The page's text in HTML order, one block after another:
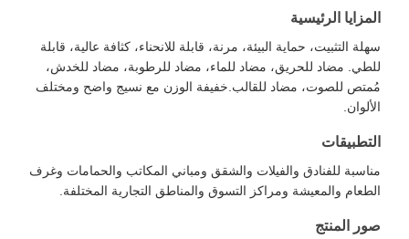
المزايا الرئيسية
سهلة التثبيت، حماية البيئة، مرنة، قابلة للانحناء، كثافة عالية، قابلة
للطي. مضاد للحريق، مضاد للماء، مضاد للرطوبة، مضاد للخدش،
مُمتص للصوت، مضاد للقالب.خفيفة الوزن مع نسيج واضح ومختلف
الألوان.
التطبيقات
مناسبة للفنادق والفيلات والشقق ومباني المكاتب والحمامات وغرف
الطعام والمعيشة ومراكز التسوق والمناطق التجارية المختلفة.
صور المنتج